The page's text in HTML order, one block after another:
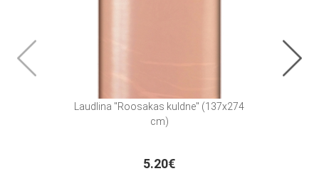
Laudlina "Roosakas kuldne" (137x274
cm)
5.20€